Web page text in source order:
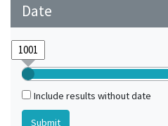
Date
Include results without date